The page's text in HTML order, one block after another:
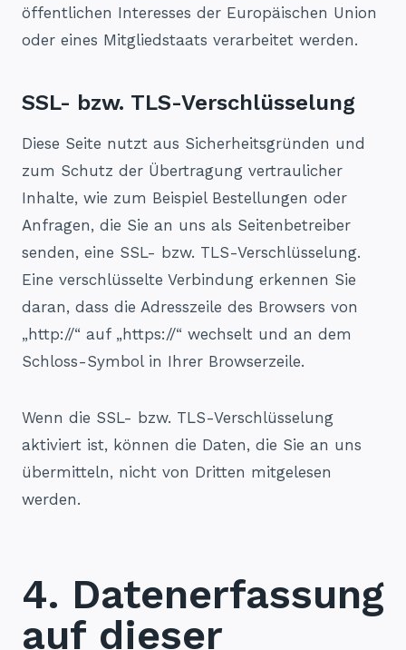
öffentlichen Interesses der Europäischen Union
oder eines Mitgliedstaats verarbeitet werden.
SSL- bzw. TLS-Verschlüsselung
Diese Seite nutzt aus Sicherheitsgründen und
zum Schutz der Übertragung vertraulicher
Inhalte, wie zum Beispiel Bestellungen oder
Anfragen, die Sie an uns als Seitenbetreiber
senden, eine SSL- bzw. TLS-Verschlüsselung.
Eine verschlüsselte Verbindung erkennen Sie
daran, dass die Adresszeile des Browsers von
„http://“ auf „https://“ wechselt und an dem
Schloss-Symbol in Ihrer Browserzeile.
Wenn die SSL- bzw. TLS-Verschlüsselung
aktiviert ist, können die Daten, die Sie an uns
übermitteln, nicht von Dritten mitgelesen
werden.
4. Datenerfassung
auf dieser